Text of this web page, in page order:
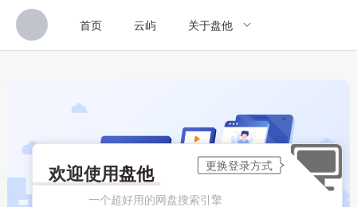
首页 云屿 关于盘他
欢迎使用盘他
一个超好用的网盘搜索引擎